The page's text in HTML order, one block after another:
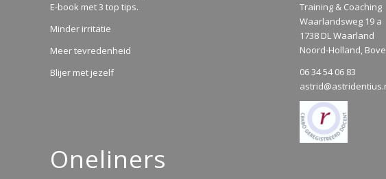
E-book met 3 top tips.
Minder irritatie
Meer tevredenheid
Blijer met jezelf
Oneliners
Training & Coaching
Waarlandsweg 19 a
1738 DL Waarland
Noord-Holland,
06 34 54 06 83